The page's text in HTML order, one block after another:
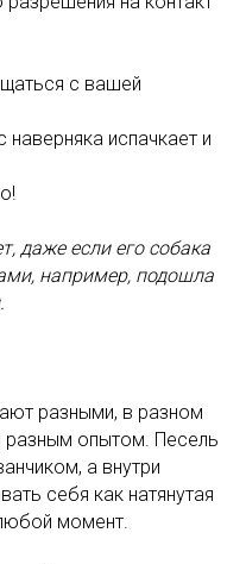
с вашей
испачкает и
даже если его собака
например, подошла
разными, в разном
разным опытом. Песель
а внутри
себя как натянутая
момент.